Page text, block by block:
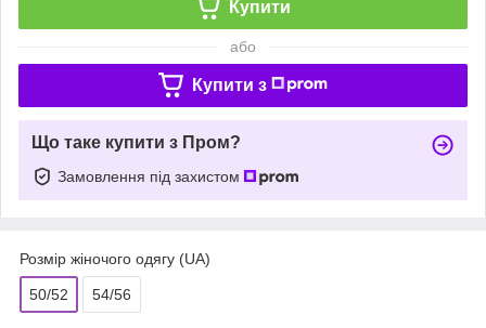
Купити
або
Купити з
Що таке купити з Пром?
Замовлення під захистом
Розмір жіночого одягу (UA)
50/52 54/56